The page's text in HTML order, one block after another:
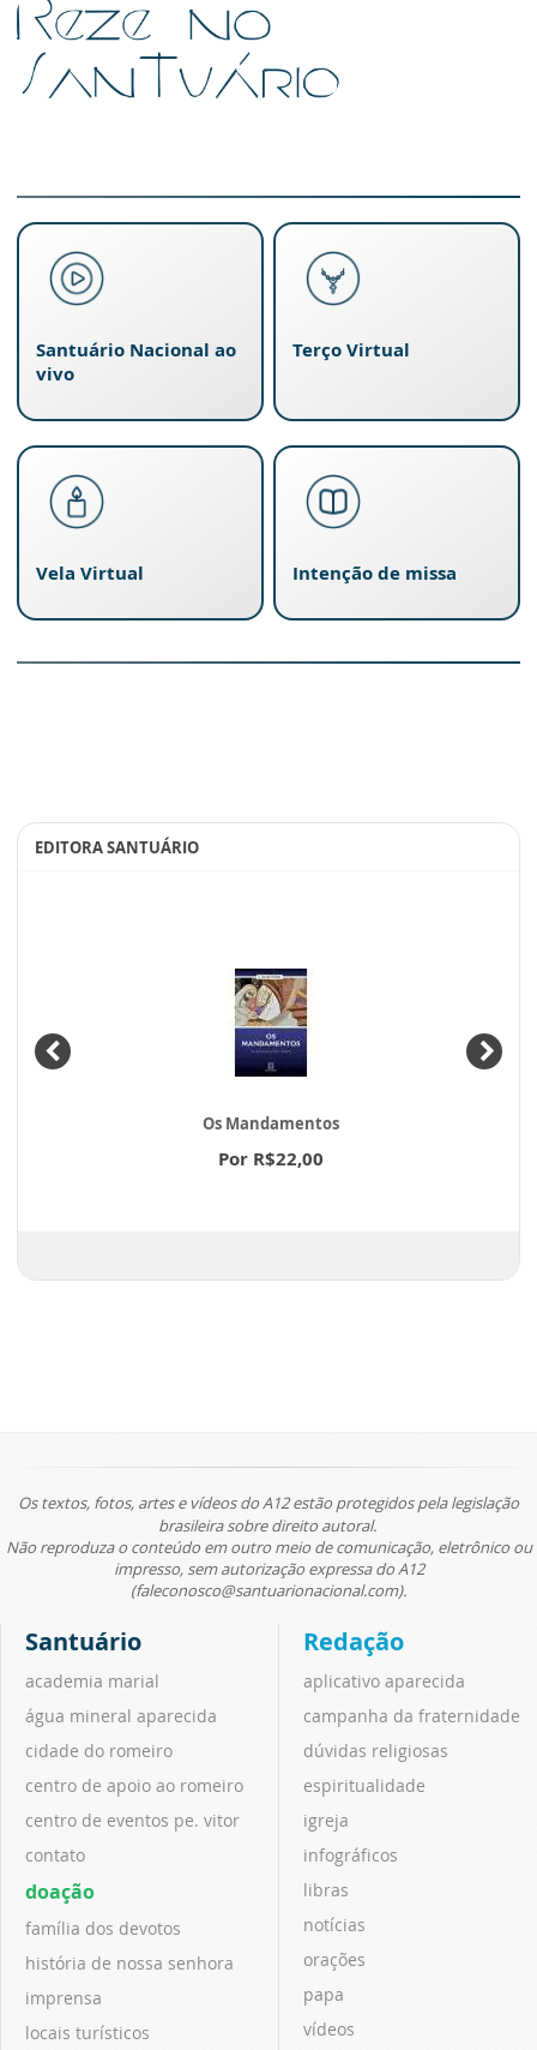
Santuário Nacional ao
vivo
Terço Virtual
Vela Virtual Intenção de missa
EDITORA SANTUÁRIO
Os Mandamentos
Por R$22,00
Os textos, fotos, artes e vídeos do A12 estão protegidos pela legislação
brasileira sobre direito autoral.
Não reproduza o conteúdo em outro meio de comunicação, eletrônico ou
impresso, sem autorização expressa do A12
(faleconosco@santuarionacional.com).
Santuário
academia marial
água mineral aparecida
cidade do romeiro
centro de apoio ao romeiro
centro de eventos pe. vitor
contato
doação
família dos devotos
história de nossa senhora
imprensa
locais turísticos
Redação
aplicativo aparecida
campanha da fraternidade
dúvidas religiosas
espiritualidade
igreja
infográficos
libras
notícias
orações
papa
vídeos